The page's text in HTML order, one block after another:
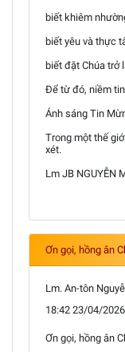
biết khiêm
biết yêu và thực
biết đặt Chúa trở
Để từ đó, niềm
Ánh sáng Tin
Trong một thế
xét.
Lm JB NGUYỄN
Ơn gọi, hồng ân
Lm. An-tôn
18:42 23/04/2026
Ơn gọi, hồng ân